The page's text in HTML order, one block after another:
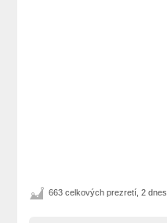
663 celkových prezretí, 2 dnes